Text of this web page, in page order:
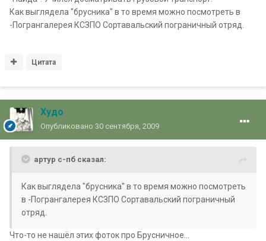
Как выглядела "брусника" в то время можно посмотреть в
-Погрангалерея КСЗПО Сортавальский пограничный отряд.
Цитата
Худо
Опубликовано 30 сентября, 2009
артур с-пб сказал:
Как выглядела "брусника" в то время можно посмотреть
в -Погрангалерея КСЗПО Сортавальский пограничный
отряд.
Что-то не нашёл этих фоток про Брусничное...